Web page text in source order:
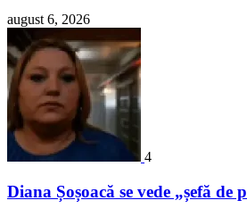
august 6, 2026
4
Diana Șoșoacă se vede „șefă